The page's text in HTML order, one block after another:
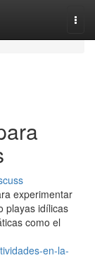
experimentar
playas idílicas
como el
en-la-